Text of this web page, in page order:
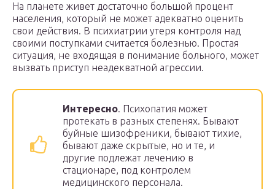
На планете живет достаточно большой процент
населения, который не может адекватно оценить
свои действия. В психиатрии утеря контроля над
своими поступками считается болезнью. Простая
ситуация, не входящая в понимание больного, может
вызвать приступ неадекватной агрессии.
Интересно. Психопатия может
протекать в разных степенях. Бывают
буйные шизофреники, бывают тихие,
бывают даже скрытые, но и те, и
другие подлежат лечению в
стационаре, под контролем
медицинского персонала.